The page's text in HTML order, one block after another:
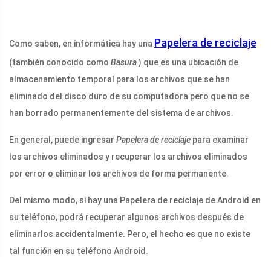
Como saben, en informática hay una Papelera de reciclaje
(también conocido como Basura) que es una ubicación de
almacenamiento temporal para los archivos que se han
eliminado del disco duro de su computadora pero que no se
han borrado permanentemente del sistema de archivos.
En general, puede ingresar Papelera de reciclaje para examinar
los archivos eliminados y recuperar los archivos eliminados
por error o eliminar los archivos de forma permanente.
Del mismo modo, si hay una Papelera de reciclaje de Android en
su teléfono, podrá recuperar algunos archivos después de
eliminarlos accidentalmente. Pero, el hecho es que no existe
tal función en su teléfono Android.